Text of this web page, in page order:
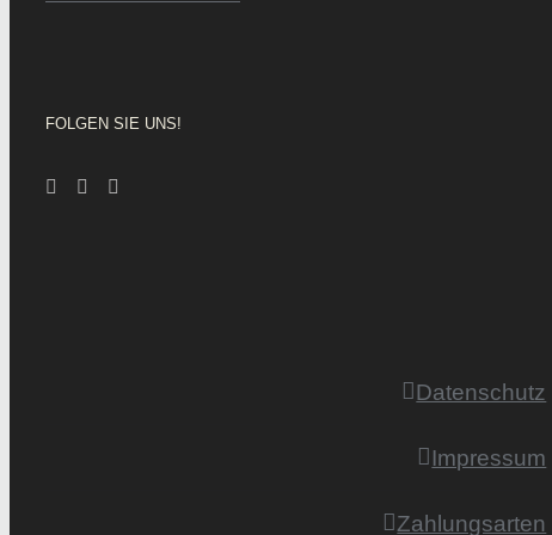
FOLGEN SIE UNS!
Datenschutz
Impressum
Zahlungsarten